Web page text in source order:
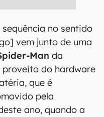
sequência no sentido
vem junto de uma
Man da
do hardware
que é
pela
ano, quando a